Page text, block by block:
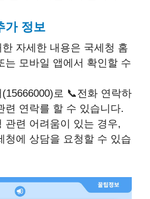
가 정보
자세한 내용은 국세청 홈
는 모바일 앱에서 확인할 수
로 📞전화 연락하
련 연락를 할 수 있습니다.
관련 어려움이 있는 경우,
청에 상담을 요청할 수 있습